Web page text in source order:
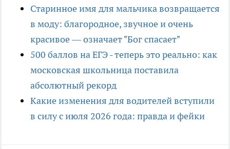
Старинное имя для мальчика возвращается
в моду: благородное, звучное и очень
красивое — означает "Бог спасает"
500 баллов на ЕГЭ - теперь это реально: как
московская школьница поставила
абсолютный рекорд
Какие изменения для водителей вступили
в силу с июля 2026 года: правда и фейки